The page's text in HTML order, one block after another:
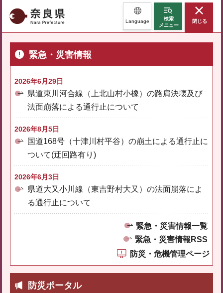
奈良県 Language
検索
メニュー
閉じる
緊急・災害情報
2026年6月29日
県道東川河合線（上北山村小橡）の路肩決壊及び
法面崩落による通行止について
2026年8月5日
国道168号（十津川村平谷）の崩土による通行止に
ついて(迂回路有り)
2026年6月3日
県道大又小川線（東吉野村大又）の法面崩落によ
る通行止について
緊急・災害情報一覧
緊急・災害情報RSS
防災・危機管理ページ
防災ポータル